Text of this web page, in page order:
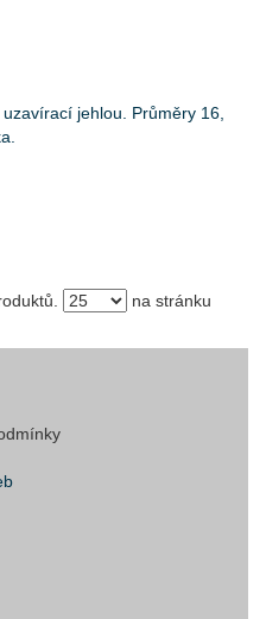
jehlou. Průměry 16,
na stránku